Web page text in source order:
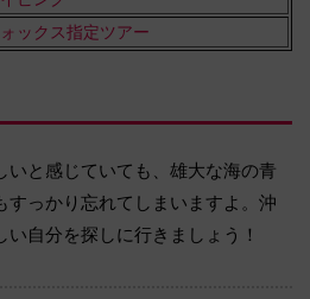
ックス指定ツアー
いと感じていても、雄大な海の青
すっかり忘れてしまいますよ。沖
自分を探しに行きましょう！